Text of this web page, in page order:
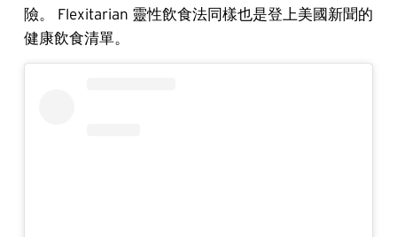
險。 Flexitarian 靈性飲食法同樣也是登上美國新聞的
健康飲食清單。